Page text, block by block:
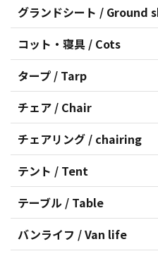
グランドシート / Ground
コット・寝具 / Cots
タープ / Tarp
チェア / Chair
チェアリング / chairing
テント / Tent
テーブル / Table
バンライフ / Van life